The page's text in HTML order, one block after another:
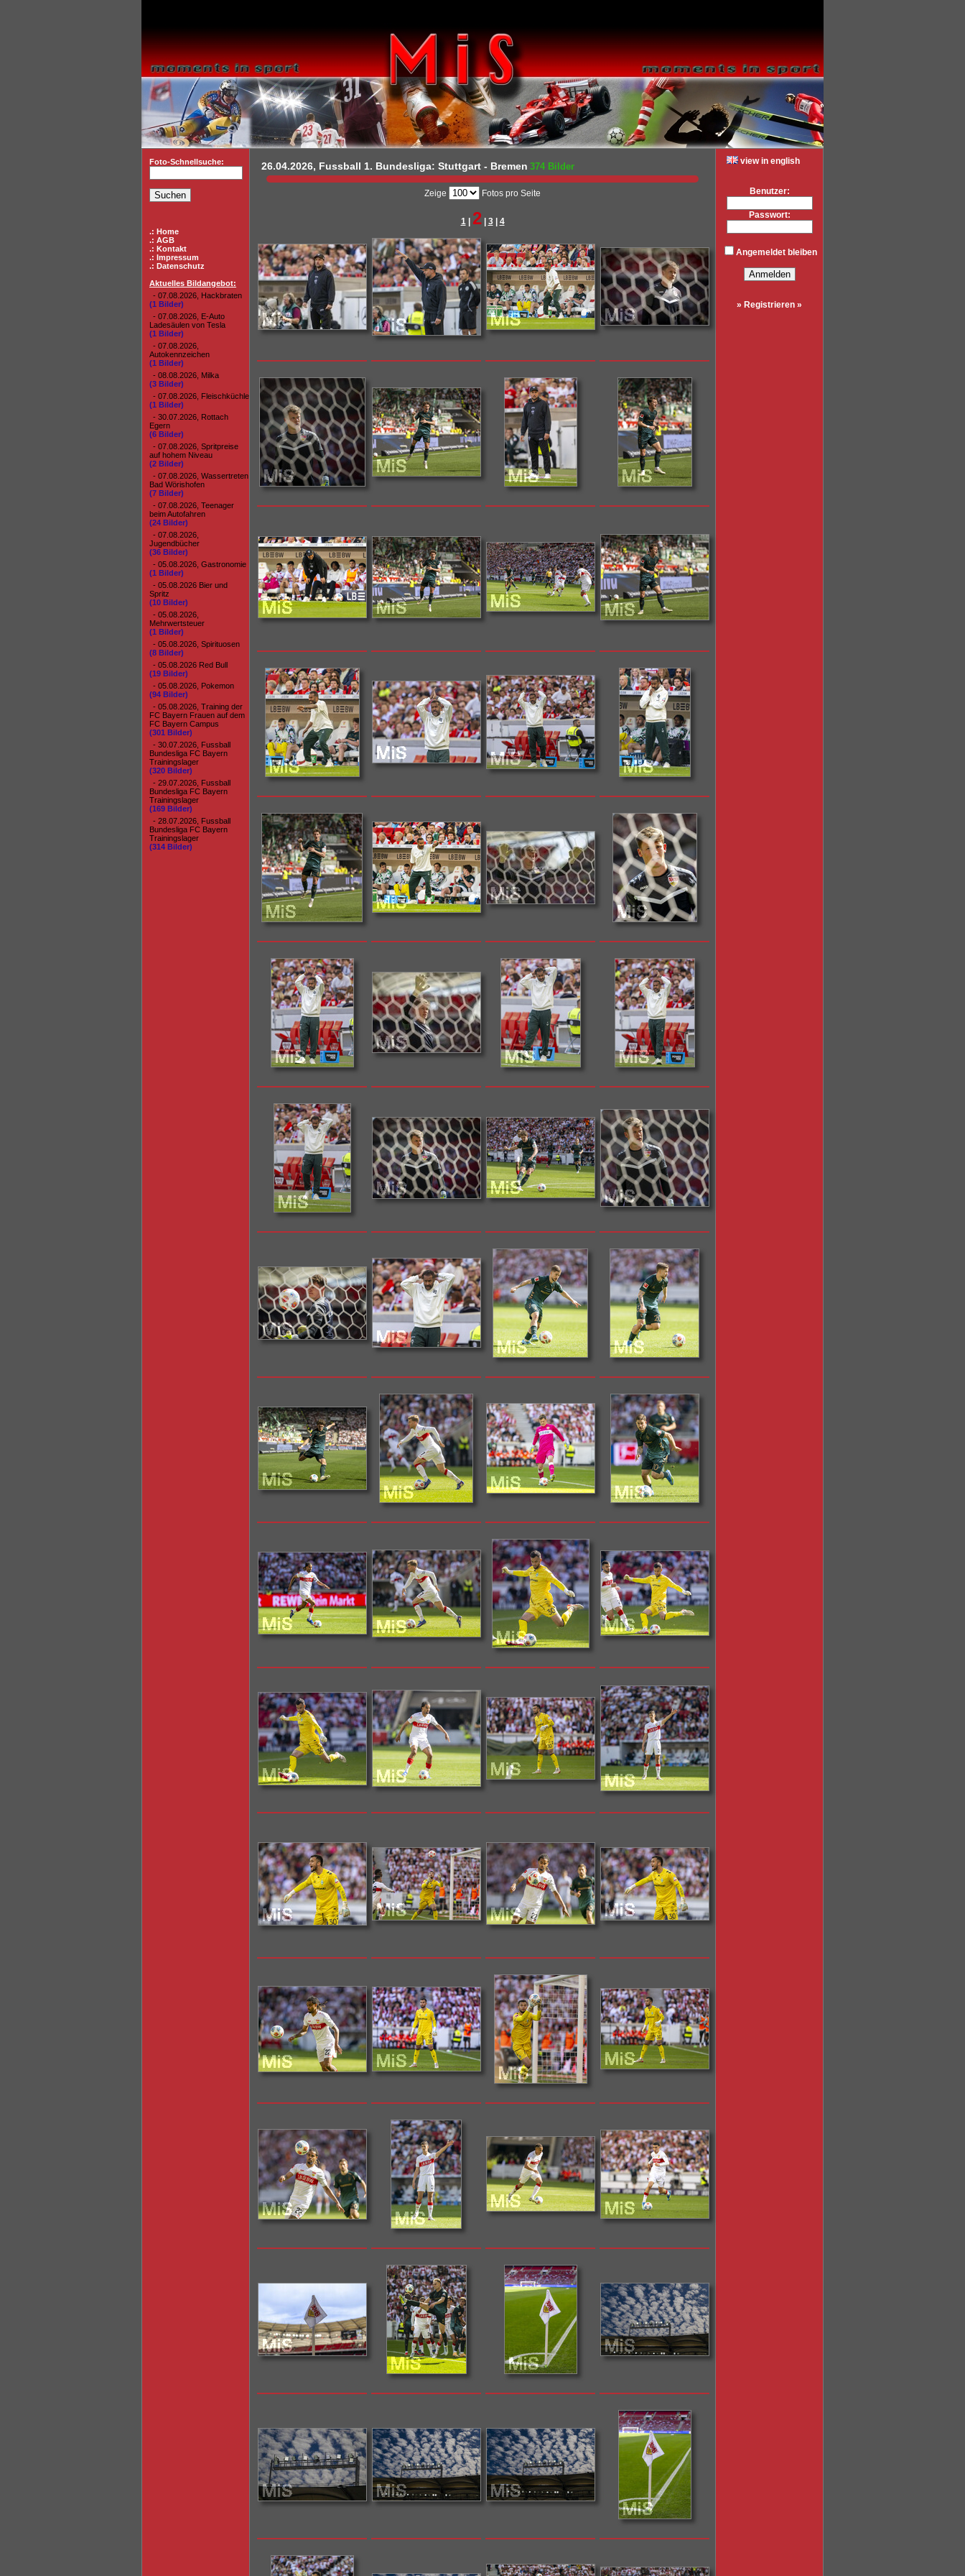
Foto-Schnellsuche:
.: Home
.: AGB
.: Kontakt
.: Impressum
.: Datenschutz
Aktuelles Bildangebot:
- 07.08.2026, Hackbraten
(1 Bilder)
- 07.08.2026, E-Auto
Ladesäulen von Tesla
(1 Bilder)
- 07.08.2026,
Autokennzeichen
(1 Bilder)
- 08.08.2026, Milka
(3 Bilder)
- 07.08.2026, Fleischküchle
(1 Bilder)
- 30.07.2026, Rottach
Egern
(6 Bilder)
- 07.08.2026, Spritpreise
auf hohem Niveau
(2 Bilder)
- 07.08.2026, Wassertreten
Bad Wörishofen
(7 Bilder)
- 07.08.2026, Teenager
beim Autofahren
(24 Bilder)
- 07.08.2026,
Jugendbücher
(36 Bilder)
- 05.08.2026, Gastronomie
(1 Bilder)
- 05.08.2026 Bier und
Spritz
(10 Bilder)
- 05.08.2026,
Mehrwertsteuer
(1 Bilder)
- 05.08.2026, Spirituosen
(8 Bilder)
- 05.08.2026 Red Bull
(19 Bilder)
- 05.08.2026, Pokemon
(94 Bilder)
- 05.08.2026, Training der
FC Bayern Frauen auf dem
FC Bayern Campus
(301 Bilder)
- 30.07.2026, Fussball
Bundesliga FC Bayern
Trainingslager
(320 Bilder)
- 29.07.2026, Fussball
Bundesliga FC Bayern
Trainingslager
(169 Bilder)
- 28.07.2026, Fussball
Bundesliga FC Bayern
Trainingslager
(314 Bilder)
26.04.2026, Fussball 1. Bundesliga: Stuttgart - Bremen 374 Bilder
Zeige Fotos pro Seite
1| 2| 3| 4
view in english
Benutzer:
Passwort:
Angemeldet bleiben
» Registrieren »